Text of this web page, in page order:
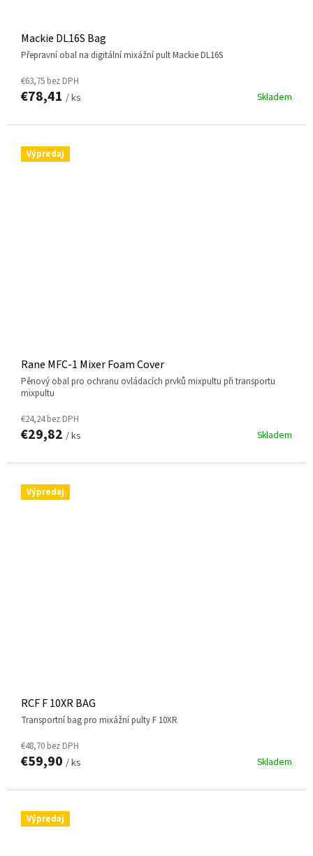
Mackie DL16S Bag
přepravní obal na digitální mixážní pult Mackie DL16S
Skladem
€63,75 bez DPH
€78,41 / ks
Výpredaj
Rane MFC-1 Mixer Foam Cover
pěnový obal pro ochranu ovládacích prvků mixpultu při transportu
mixpultu
Skladem
€24,24 bez DPH
€29,82 / ks
Výpredaj
RCF F 10XR BAG
transportní bag pro mixážní pulty F 10XR
Skladem
€48,70 bez DPH
€59,90 / ks
Výpredaj